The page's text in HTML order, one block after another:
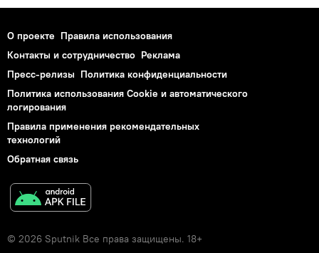
О проекте Правила использования
Контакты и сотрудничество Реклама
Пресс-релизы Политика конфиденциальности
Политика использования Cookie и автоматического
логирования
Правила применения рекомендательных
технологий
Обратная связь
© 2026 Sputnik Все права защищены. 18+